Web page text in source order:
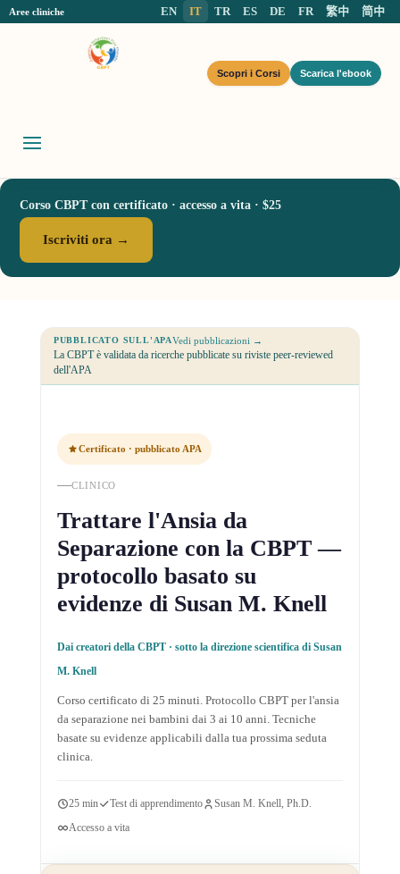
Aree cliniche EN IT TR ES DE FR 繁中 简中
Scopri i Corsi Scarica l'ebook
Corso CBPT con certificato · accesso a vita · $25
Iscriviti ora →
PUBBLICATO SULL'APA
La CBPT è validata da ricerche pubblicate su riviste peer-reviewed
dell'APA
Vedi pubblicazioni →
Certificato · pubblicato APA
CLINICO
Trattare l'Ansia da
Separazione con la CBPT —
protocollo basato su
evidenze di Susan M. Knell
Dai creatori della CBPT · sotto la direzione scientifica di Susan
M. Knell
Corso certificato di 25 minuti. Protocollo CBPT per l'ansia
da separazione nei bambini dai 3 ai 10 anni. Tecniche
basate su evidenze applicabili dalla tua prossima seduta
clinica.
25 min Test di apprendimento
Susan M. Knell, Ph.D.
Accesso a vita